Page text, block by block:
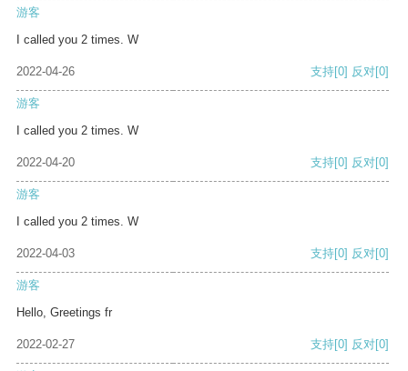
游客
I called you 2 times. W
2022-04-26 支持[0] 反对[0]
游客
I called you 2 times. W
2022-04-20 支持[0] 反对[0]
游客
I called you 2 times. W
2022-04-03 支持[0] 反对[0]
游客
Hello, Greetings fr
2022-02-27 支持[0] 反对[0]